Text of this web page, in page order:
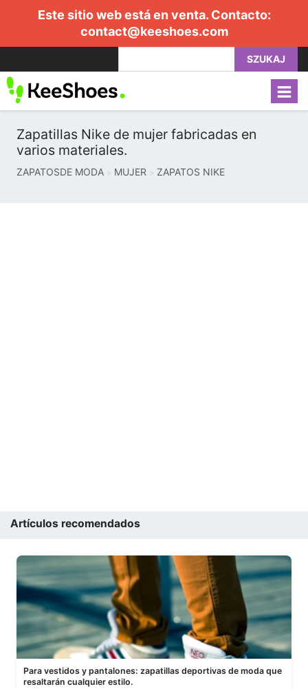
Este sitio web está en venta. Contacto:
contact@keeshoes.com
SZUKAJ
Zapatillas Nike de mujer fabricadas en
varios materiales.
ZAPATOSDE MODA MUJER ZAPATOS NIKE
Artículos recomendados
Para vestidos y pantalones: zapatillas deportivas de moda que
resaltarán cualquier estilo.